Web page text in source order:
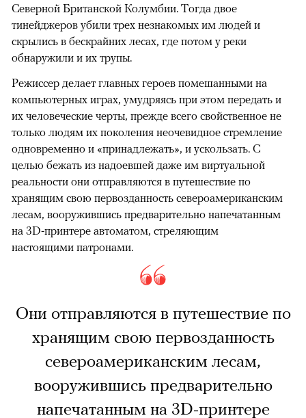
Северной Британской Колумбии. Тогда двое
тинейджеров убили трех незнакомых им людей и
скрылись в бескрайних лесах, где потом у реки
обнаружили и их трупы.
Режиссер делает главных героев помешанными на
компьютерных играх, умудряясь при этом передать и
их человеческие черты, прежде всего свойственное не
только людям их поколения неочевидное стремление
одновременно и «принадлежать», и ускользать. С
целью бежать из надоевшей даже им виртуальной
реальности они отправляются в путешествие по
хранящим свою первозданность североамериканским
лесам, вооружившись предварительно напечатанным
на 3D-принтере автоматом, стреляющим
настоящими патронами.
Они отправляются в путешествие по
хранящим свою первозданность
североамериканским лесам,
вооружившись предварительно
напечатанным на 3D-принтере